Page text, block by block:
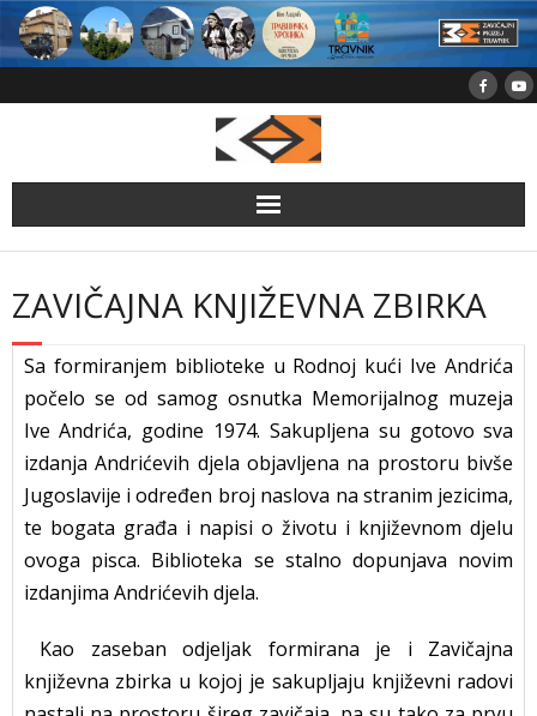
Skip
content
ZAVIČAJNA KNJIŽEVNA ZBIRKA
Sa formiranjem biblioteke u Rodnoj kući Ive Andrića
počelo se od samog osnutka Memorijalnog muzeja
Ive Andrića, godine 1974. Sakupljena su gotovo sva
izdanja Andrićevih djela objavljena na prostoru bivše
Jugoslavije i određen broj naslova na stranim jezicima,
te bogata građa i napisi o životu i književnom djelu
ovoga pisca. Biblioteka se stalno dopunjava novim
izdanjima Andrićevih djela.
Kao zaseban odjeljak formirana je i Zavičajna
književna zbirka u kojoj je sakupljaju književni radovi